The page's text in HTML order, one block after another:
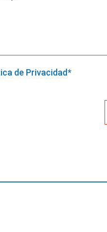
de Privacidad*